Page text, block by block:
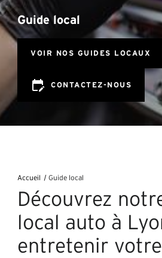
Guide local
edit_calendar CONTACTEZ-NOUS
Accueil Guide local
Découvrez
local auto à
entretenir